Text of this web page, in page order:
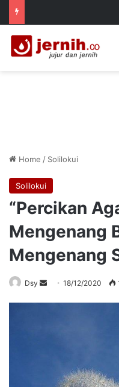
Home / Solilokui
Solilokui
“Percikan
Mengenang
Mengenang
Dsy
Send18/12/2020